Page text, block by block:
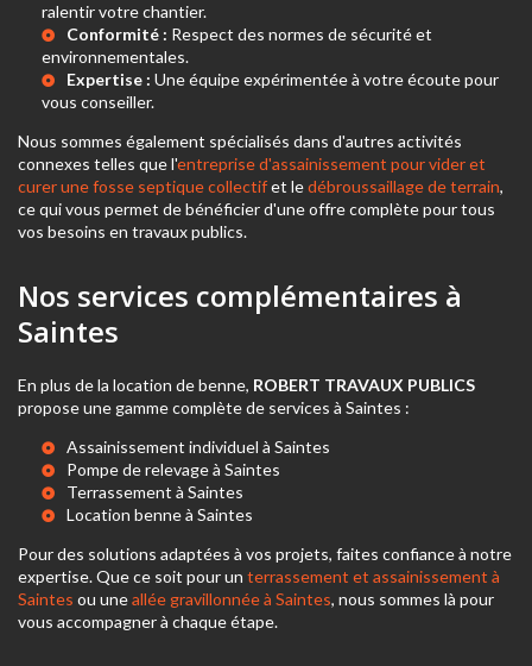
ralentir votre chantier.
Conformité : Respect des normes de sécurité et
environnementales.
Expertise : Une équipe expérimentée à votre écoute pour
vous conseiller.
Nous sommes également spécialisés dans d'autres activités
connexes telles que l'entreprise d'assainissement pour vider et
curer une fosse septique collectifet ledébroussaillage de terrain,
ce qui vous permet de bénéficier d'une offre complète pour tous
vos besoins en travaux publics.
Nos services complémentaires à
Saintes
En plus de la location de benne, ROBERT TRAVAUX PUBLICS
propose une gamme complète de services à Saintes :
Assainissement individuel à Saintes
Pompe de relevage à Saintes
Terrassement à Saintes
Location benne à Saintes
Pour des solutions adaptées à vos projets, faites confiance à notre
expertise. Que ce soit pour un terrassement et assainissement à
Saintes ou uneallée gravillonnée à Saintes, nous sommes là pour
vous accompagner à chaque étape.